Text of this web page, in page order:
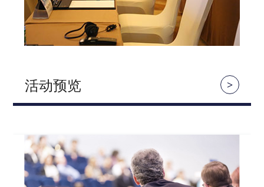
活动预览 >
2026北京车展必看展区与热门活动导航，助您